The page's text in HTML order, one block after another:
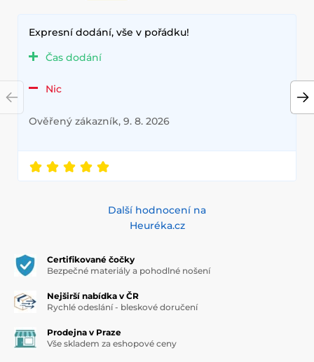
Expresní dodání, vše v pořádku!
Čas dodání
Nic
Ověřený zákazník, 9. 8. 2026
Další hodnocení na
Heuréka.cz
Certifikované čočky
Bezpečné materiály a pohodlné nošení
Nejširší nabídka v ČR
Rychlé odeslání - bleskové doručení
Prodejna v Praze
Vše skladem za eshopové ceny